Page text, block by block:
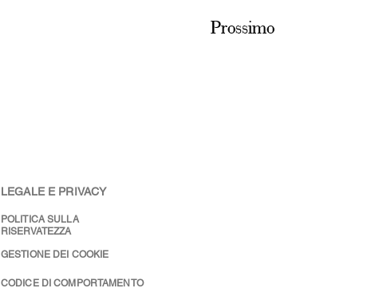
Prossimo
LEGALE E PRIVACY
POLITICA SULLA
RISERVATEZZA
GESTIONE DEI COOKIE
CODICE DI COMPORTAMENTO